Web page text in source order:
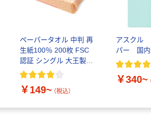
ペーパータオル 中判 再
生紙100％ 200枚 FSC
認証 シングル 大王製紙
共同企画 オリジナル
￥149~ （税込）
アスクル
パー 国内
￥340~